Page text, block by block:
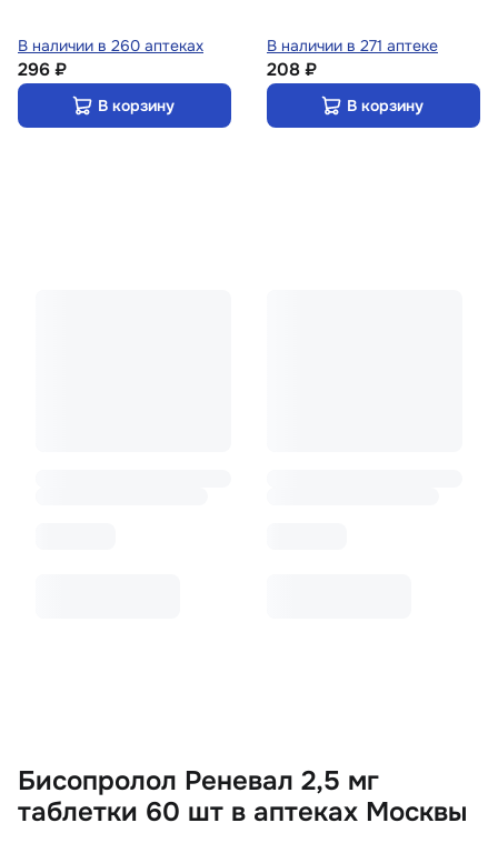
В наличии в 260 аптеках
296 ₽
В корзину
В наличии в 271 аптеке
208 ₽
В корзину
Бисопролол Реневал 2,5 мг
таблетки 60 шт в аптеках Москвы